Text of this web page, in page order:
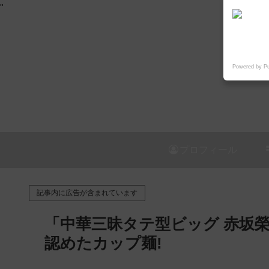
"
記事内に広告が含まれています
「中華三昧タテ型ビッグ 赤坂
認めたカップ麺!
Powered by